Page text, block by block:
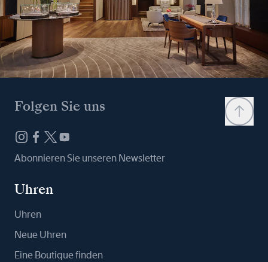
Folgen Sie uns
Abonnieren Sie unseren Newsletter
Uhren
Uhren
Neue Uhren
Eine Boutique finden